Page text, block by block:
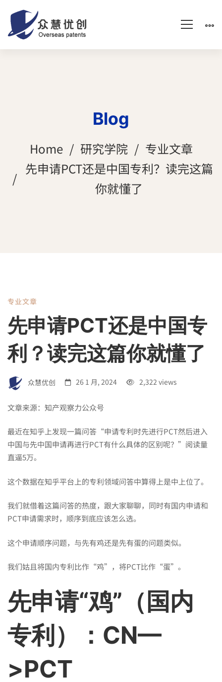
Blog
Home 研究学院
专业文章
先申请PCT还是中国专利？读完这篇
你就懂了
先
申
请
PCT
还
是
中
国
专
利？
读
专业文章
先申请PCT还是中国专
利？读完这篇你就懂了
众慧优创 26 1 月, 2024 2,322 views
文章来源：知产观察力公众号
最近在知乎上发现一篇问答“申请专利时先进行PCT然后进入
中国与先中国申请再进行PCT有什么具体的区别呢？”阅读量
直逼5万。
这个数据在知乎平台上的专利领域问答中算得上是中上位了。
我们就借着这篇问答的热度，跟大家聊聊，同时有国内申请和
PCT申请需求时，顺序到底应该怎么选。
这个申请顺序问题，与先有鸡还是先有蛋的问题类似。
我们姑且将国内专利比作“鸡”，将PCT比作“蛋”。
先申请“鸡”（国内
专利）：CN—
>PCT